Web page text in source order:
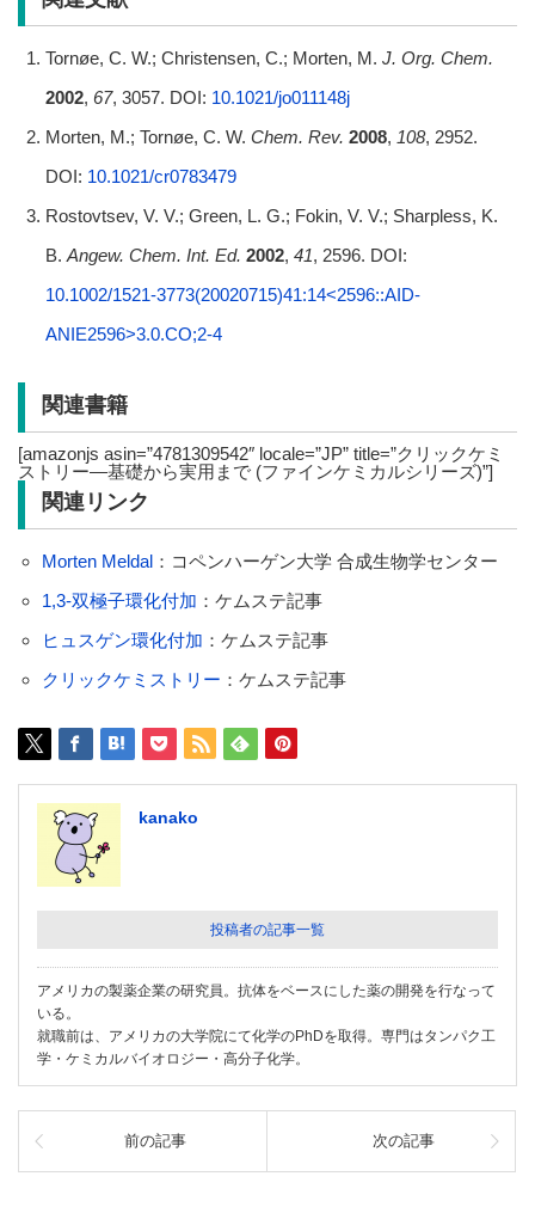
Tornøe, C. W.; Christensen, C.; Morten, M. J. Org. Chem.
2002, 67, 3057. DOI: 10.1021/jo011148j
Morten, M.; Tornøe, C. W. Chem. Rev. 2008, 108, 2952.
DOI: 10.1021/cr0783479
Rostovtsev, V. V.; Green, L. G.; Fokin, V. V.; Sharpless, K.
B. Angew. Chem. Int. Ed. 2002, 41, 2596. DOI:
10.1002/1521-3773(20020715)41:14<2596::AID-
ANIE2596>3.0.CO;2-4
関連書籍
[amazonjs asin=”4781309542″ locale=”JP” title=”クリックケミ
ストリー―基礎から実用まで (ファインケミカルシリーズ)”]
関連リンク
Morten Meldal：コペンハーゲン大学 合成生物学センター
1,3-双極子環化付加 ：ケムステ記事
ヒュスゲン環化付加 ：ケムステ記事
クリックケミストリー ：ケムステ記事
kanako
投稿者の記事一覧
アメリカの製薬企業の研究員。抗体をベースにした薬の開発を行なって
いる。
就職前は、アメリカの大学院にて化学のPhDを取得。専門はタンパク工
学・ケミカルバイオロジー・高分子化学。
前の記事 次の記事